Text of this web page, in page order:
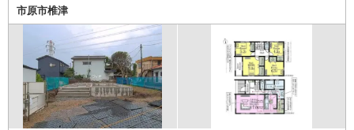
市原市椎津